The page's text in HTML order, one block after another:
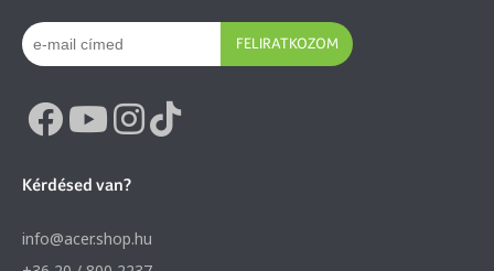
FELIRATKOZOM
Kérdésed van?
info@acer.shop.hu